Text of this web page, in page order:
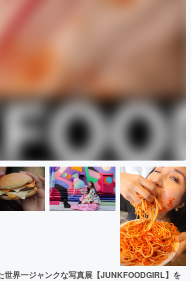
界一ジャンクな写真展【JUNKFOODGIRL︎】を